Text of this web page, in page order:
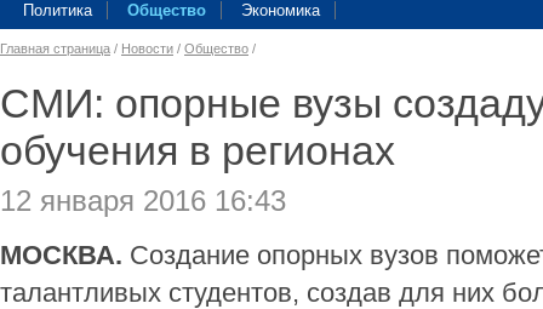
Политика Общество Экономика
Главная страница / Новости / Общество /
СМИ: опорные вузы
обучения в регионах
12 января 2016 16:43
МОСКВА. Создание опорных вузов
талантливых студентов, создав для них